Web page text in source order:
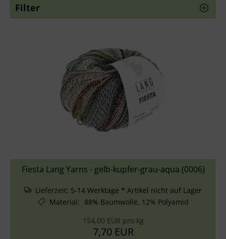
Filter
Fiesta Lang Yarns - gelb-kupfer-grau-aqua (0006)
Lieferzeit: 5-14 Werktage * Artikel nicht auf Lager
Material: 88% Baumwolle, 12% Polyamid
154,00 EUR pro kg
7,70 EUR